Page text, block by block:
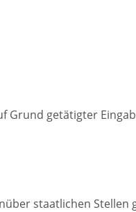
Grund getätigter
staatlichen Stellen